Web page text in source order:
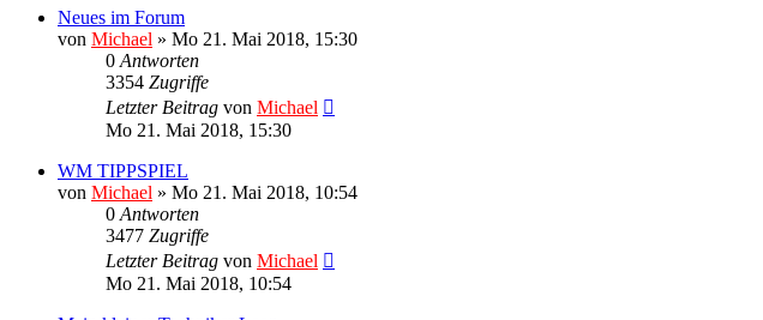
Neues im Forum
von Michael » Mo 21. Mai 2018, 15:30
0 Antworten
3354 Zugriffe
Letzter Beitrag von Michael
Mo 21. Mai 2018, 15:30
WM TIPPSPIEL
von Michael » Mo 21. Mai 2018, 10:54
0 Antworten
3477 Zugriffe
Letzter Beitrag von Michael
Mo 21. Mai 2018, 10:54